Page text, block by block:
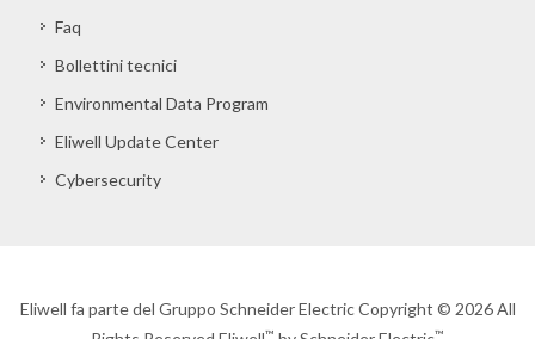
Faq
Bollettini tecnici
Environmental Data Program
Eliwell Update Center
Cybersecurity
Eliwell fa parte del Gruppo Schneider Electric Copyright © 2026 All
™ ™